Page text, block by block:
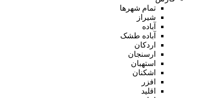
تمام شهر‌ها
شیراز
آباده
آباده طشک
اردکان
ارسنجان
استهبان
اشکنان
افزر
اقلید